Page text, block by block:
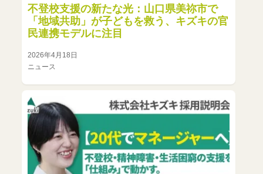
不登校支援の新たな光：山口県美祢市で
「地域共助」が子どもを救う、キズキの官
民連携モデルに注目
2026年4月18日
ニュース